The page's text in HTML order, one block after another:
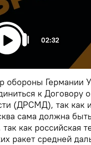
02:32
обороны Германии
к Договору
(ДРСМД), так как
сама должна
как российская
ракет средней